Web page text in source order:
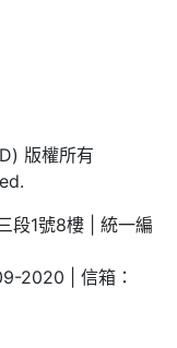
版權所有
段1號8樓 | 統一編
2020 | 信箱：